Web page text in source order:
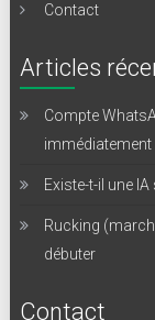
Contact
Articles
Compte
immédiatement
Existe-t-il une
Rucking
débuter
Contact